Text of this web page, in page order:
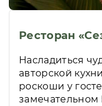
Ресторан
Насладиться
авторской
роскоши у
замечательном